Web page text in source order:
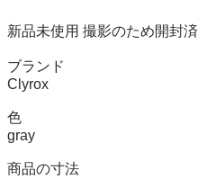
新品未使用 撮影のため開封済
ブランド
Clyrox
色
gray
商品の寸法